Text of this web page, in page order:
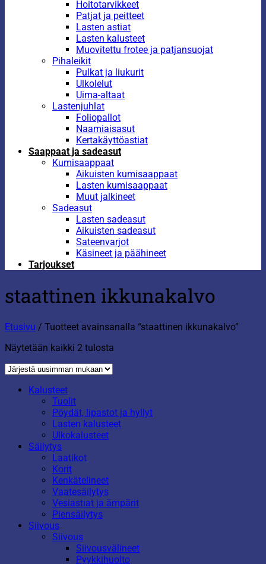
Hoitotarvikkeet
Patjat ja peitteet
Lasten astiat
Lasten kalusteet
Muovitettu frotee ja patjansuojat
Pihaleikit
Pulkat ja liukurit
Ulkolelut
Uima-altaat
Lastenjuhlat
Foliopallot
Naamiaisasut
Kertakäyttöastiat
Saappaat ja sadeasut
Kumisaappaat
Aikuisten kumisaappaat
Lasten kumisaappaat
Muut jalkineet
Sadeasut
Lasten sadeasut
Aikuisten sadeasut
Sateenvarjot
Käsineet ja päähineet
Tarjoukset
staattinen ikkunakalvo
Etusivu / Tuotteet avainsanalla “staattinen ikkunakalvo”
Näytetään kaikki 2 tulosta
Kalusteet
Tuolit
Pöydät, lipastot ja hyllyt
Lasten kalusteet
Ulkokalusteet
Säilytys
Laatikot
Korit
Kenkätelineet
Vaatesäilytys
Vesiastiat ja ämpärit
Piensäilytys
Siivous
Siivous
Siivousvälineet
Pyykkihuolto